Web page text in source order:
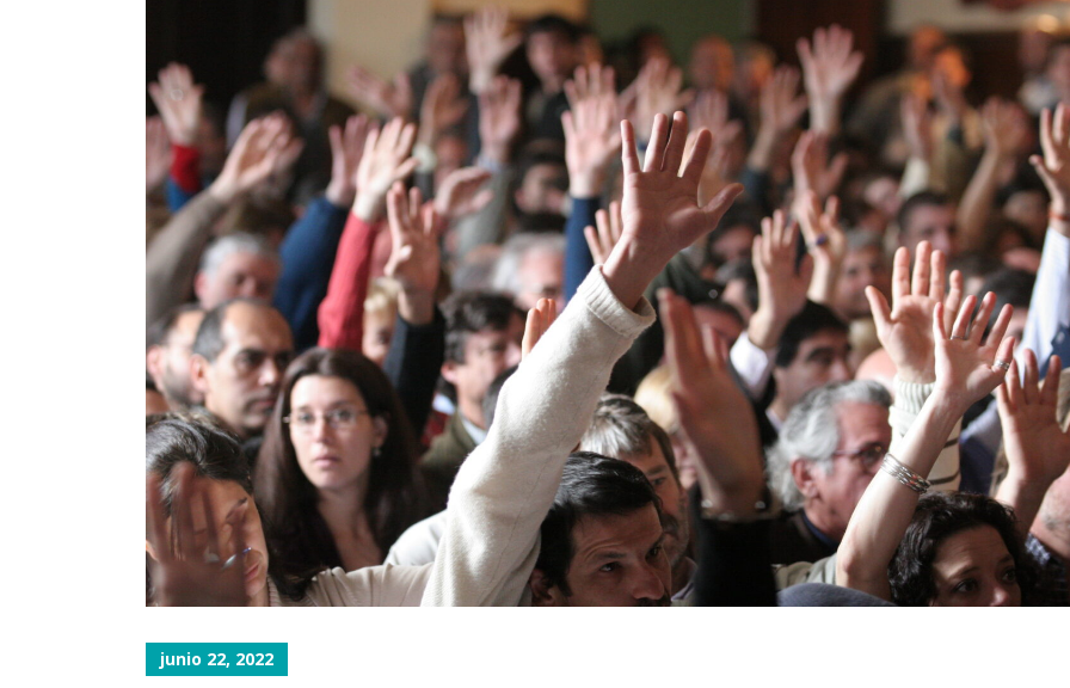
junio 22, 2022